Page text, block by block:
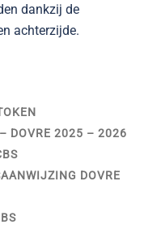
dankzij de
achterzijde.
DOVRE 2025 – 2026
DOVRE